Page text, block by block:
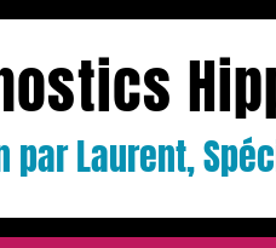
par Laurent,